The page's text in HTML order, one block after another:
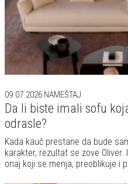
09.07.2026 NAMEŠTAJ
Da li biste imali sofu
odrasle?
Kada kauč prestane da bude
karakter, rezultat se zove
onaj koji se menja, preoblikuje i